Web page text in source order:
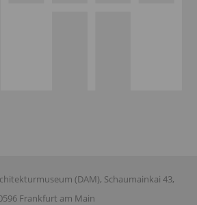
(DAM), Schaumainkai 43,
Frankfurt am Main